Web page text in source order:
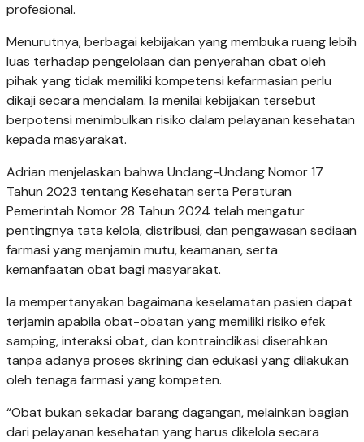
profesional.
Menurutnya, berbagai kebijakan yang membuka ruang lebih
luas terhadap pengelolaan dan penyerahan obat oleh
pihak yang tidak memiliki kompetensi kefarmasian perlu
dikaji secara mendalam. Ia menilai kebijakan tersebut
berpotensi menimbulkan risiko dalam pelayanan kesehatan
kepada masyarakat.
Adrian menjelaskan bahwa Undang-Undang Nomor 17
Tahun 2023 tentang Kesehatan serta Peraturan
Pemerintah Nomor 28 Tahun 2024 telah mengatur
pentingnya tata kelola, distribusi, dan pengawasan sediaan
farmasi yang menjamin mutu, keamanan, serta
kemanfaatan obat bagi masyarakat.
Ia mempertanyakan bagaimana keselamatan pasien dapat
terjamin apabila obat-obatan yang memiliki risiko efek
samping, interaksi obat, dan kontraindikasi diserahkan
tanpa adanya proses skrining dan edukasi yang dilakukan
oleh tenaga farmasi yang kompeten.
“Obat bukan sekadar barang dagangan, melainkan bagian
dari pelayanan kesehatan yang harus dikelola secara